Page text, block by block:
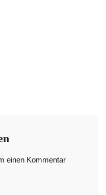
einen Kommentar